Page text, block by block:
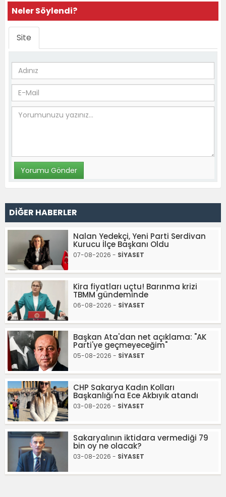
Neler Söylendi?
Site
DİĞER HABERLER
Nalan Yedekçi, Yeni Parti Serdivan
Kurucu İlçe Başkanı Oldu
07-08-2026 - SİYASET
Kira fiyatları uçtu! Barınma krizi
TBMM gündeminde
06-08-2026 - SİYASET
Başkan Ata'dan net açıklama: "AK
Parti'ye geçmeyeceğim"
05-08-2026 - SİYASET
CHP Sakarya Kadın Kolları
Başkanlığı'na Ece Akbıyık atandı
03-08-2026 - SİYASET
Sakaryalının iktidara vermediği 79
bin oy ne olacak?
03-08-2026 - SİYASET